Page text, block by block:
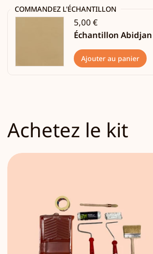
COMMANDEZ L'ÉCHANTILLON
5,00 €
Échantillon Abidjan
Ajouter au panier
Achetez le kit